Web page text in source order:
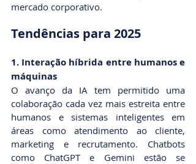
mercado corporativo.
Tendências para 2025
1. Interação híbrida entre humanos e
máquinas
O avanço da IA tem permitido uma
colaboração cada vez mais estreita entre
humanos e sistemas inteligentes em
áreas como atendimento ao cliente,
marketing e recrutamento. Chatbots
como ChatGPT e Gemini estão se